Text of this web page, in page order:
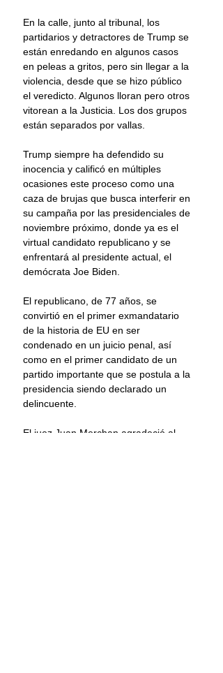
En la calle, junto al tribunal, los
partidarios y detractores de Trump se
están enredando en algunos casos
en peleas a gritos, pero sin llegar a la
violencia, desde que se hizo público
el veredicto. Algunos lloran pero otros
vitorean a la Justicia. Los dos grupos
están separados por vallas.
Trump siempre ha defendido su
inocencia y calificó en múltiples
ocasiones este proceso como una
caza de brujas que busca interferir en
su campaña por las presidenciales de
noviembre próximo, donde ya es el
virtual candidato republicano y se
enfrentará al presidente actual, el
demócrata Joe Biden.
El republicano, de 77 años, se
convirtió en el primer exmandatario
de la historia de EU en ser
condenado en un juicio penal, así
como en el primer candidato de un
partido importante que se postula a la
presidencia siendo declarado un
delincuente.
El juez Juan Merchan agradeció al